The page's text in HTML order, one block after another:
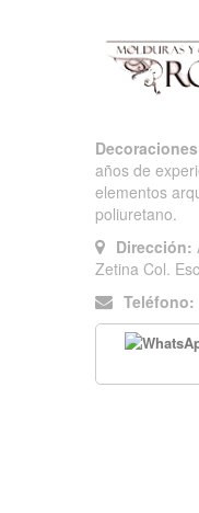
años de
elementos
poliuretano.
Dirección:
Zetina Col.
Teléfono: